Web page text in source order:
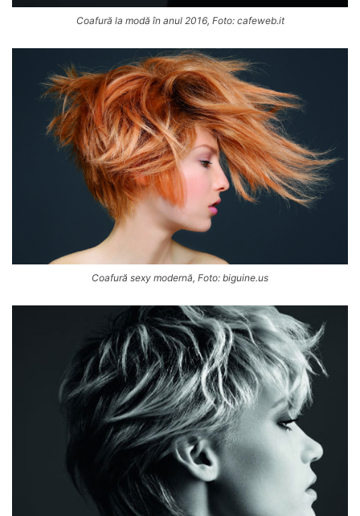
Coafură la modă în anul 2016, Foto: cafeweb.it
Coafură sexy modernă, Foto: biguine.us